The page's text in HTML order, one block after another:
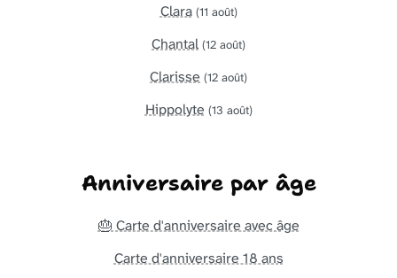
Clara (11 août)
Chantal (12 août)
Clarisse (12 août)
Hippolyte (13 août)
Anniversaire par âge
🎂 Carte d'anniversaire avec âge
Carte d'anniversaire 18 ans